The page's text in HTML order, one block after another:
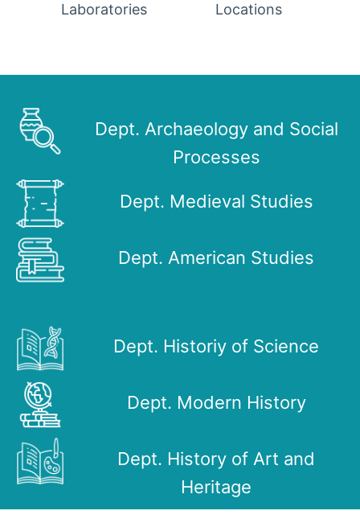
Laboratories Locations
Dept. Archaeology and Social
Processes
Dept. Medieval Studies
Dept. American Studies
Dept. Historiy of Science
Dept. Modern History
Dept. History of Art and
Heritage